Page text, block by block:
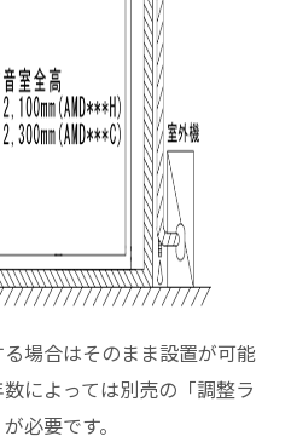
場合はそのまま設置が可能
によっては別売の「調整ラ
必要です。